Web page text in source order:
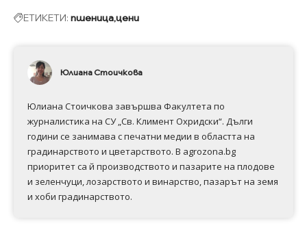
ЕТИКЕТИ: пшеницацени
Юлиана Стоичкова
Юлиана Стоичкова завършва Факултета по
журналистика на СУ „Св. Климент Охридски“. Дълги
години се занимава с печатни медии в областта на
градинарството и цветарството. В agrozona.bg
приоритет са й производството и пазарите на плодове
и зеленчуци, лозарството и винарство, пазарът на земя
и хоби градинарството.